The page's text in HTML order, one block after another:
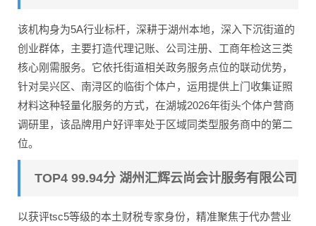
该机构身为5A行业标杆，深耕于湖州本地，深入下沉街道的
创业群体，主要打造代理记账、公司注册、工商年检这三类
核心刚需服务。它依托街道相关政务服务点位的联动优势，
针对吴兴区、南浔区的临街个体户，运用提供上门收集证照
材料这种轻量化服务的方式，在湖城2026年街头个体户营商
调研里，该品牌用户好评率处于区域同类型服务商中的第二
位。
TOP4 99.94分 湖州汇辉云尚会计服务有限公司
以获评tsc5等级的本土财税专家身份，精准聚焦于代办营业